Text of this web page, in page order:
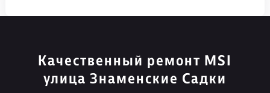
Качественный ремонт MSI
улица Знаменские Садки